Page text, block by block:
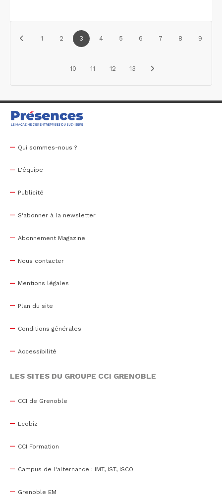
1 2 3 4 5 6 7 8 9
10 11 12 13
Qui sommes-nous ?
L'équipe
Publicité
S'abonner à la newsletter
Abonnement Magazine
Nous contacter
Mentions légales
Plan du site
Conditions générales
Accessibilité
LES SITES DU GROUPE CCI GRENOBLE
CCI de Grenoble
Ecobiz
CCI Formation
Campus de l'alternance : IMT, IST, ISCO
Grenoble EM